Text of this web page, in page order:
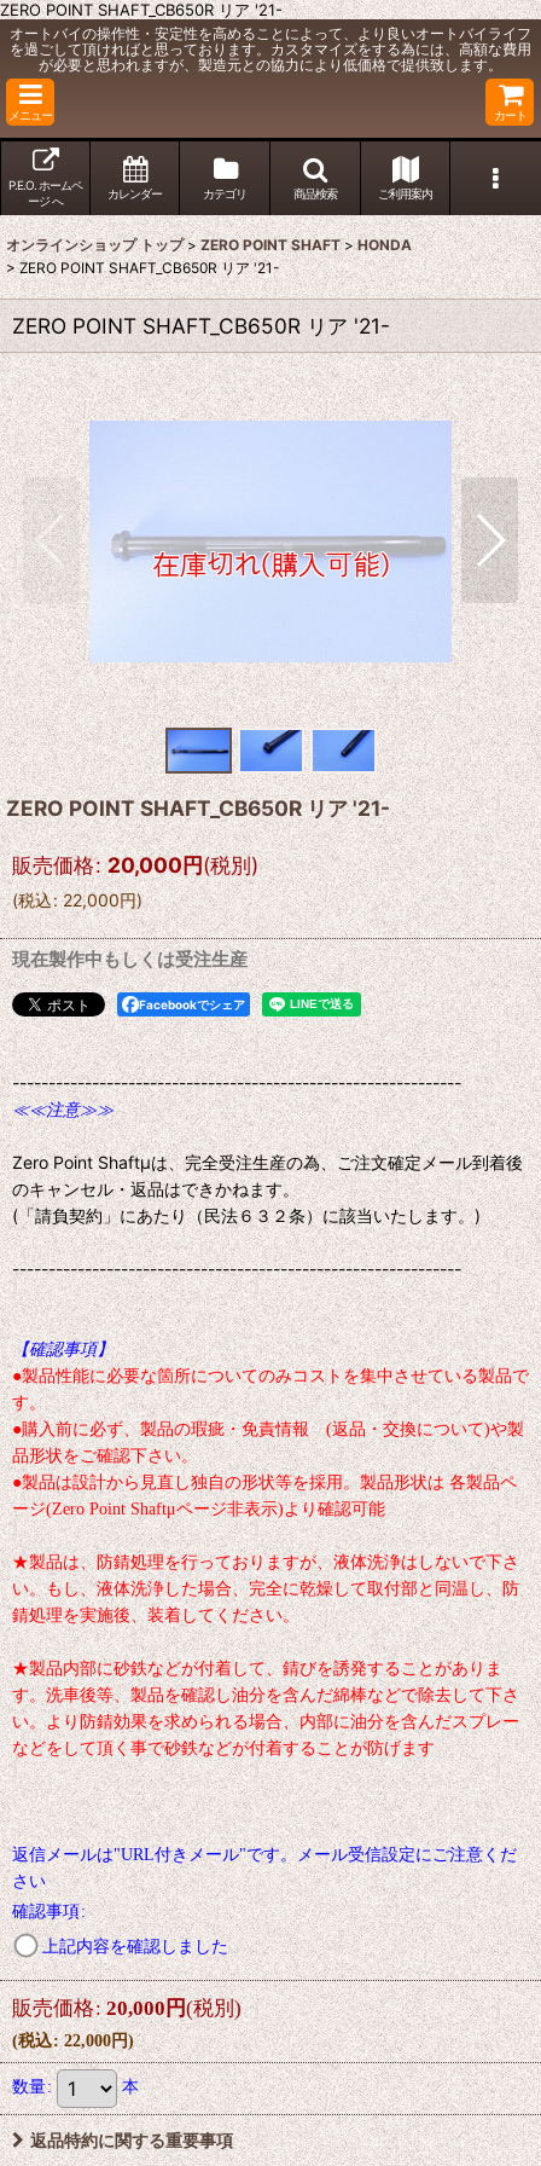
ZERO POINT SHAFT_CB650R リア '21-
オートバイの操作性・安定性を高めることによって、より良いオートバイライフ
を過ごして頂ければと思っております。カスタマイズをする為には、高額な費用
が必要と思われますが、製造元との協力により低価格で提供致します。
メニュー カート
P.E.O. ホームペ
ージ へ
カレンダー カテゴリ 商品検索 ご利用案内
オンラインショップ トップ > ZERO POINT SHAFT > HONDA
> ZERO POINT SHAFT_CB650R リア '21-
ZERO POINT SHAFT_CB650R リア '21-
ZERO POINT SHAFT_CB650R リア '21-
販売価格: 20,000円(税別)
(税込: 22,000円)
現在製作中もしくは受注生産
Facebookでシェア
--------------------------------------------------------------
≪≪注意≫≫
Zero Point Shaftμは、完全受注生産の為、ご注文確定メール到着後
のキャンセル・返品はできかねます。
(「請負契約」にあたり（民法６３２条）に該当いたします。)
--------------------------------------------------------------
【確認事項】
●製品性能に必要な箇所についてのみコストを集中させている製品で
す。
●購入前に必ず、製品の瑕疵・免責情報 (返品・交換について)や製
品形状をご確認下さい。
●製品は設計から見直し独自の形状等を採用。製品形状は 各製品ペ
ージ(Zero Point Shaftμページ非表示)より確認可能
★製品は、防錆処理を行っておりますが、液体洗浄はしないで下さ
い。もし、液体洗浄した場合、完全に乾燥して取付部と同温し、防
錆処理を実施後、装着してください。
★製品内部に砂鉄などが付着して、錆びを誘発することがありま
す。洗車後等、製品を確認し油分を含んだ綿棒などで除去して下さ
い。より防錆効果を求められる場合、内部に油分を含んだスプレー
などをして頂く事で砂鉄などが付着することが防げます
返信メールは"URL付きメール"です。メール受信設定にご注意くだ
さい
確認事項:
上記内容を確認しました
販売価格: 20,000円(税別)
(税込: 22,000円)
数量: 本
返品特約に関する重要事項